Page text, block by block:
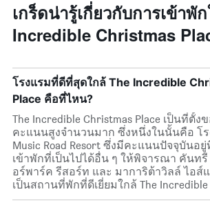
เกร็ดน่ารู้เกี่ยวกับการเข้าพั
Incredible Christmas
โรงแรมที่ดีที่สุดใกล้ The Incredible
Place คือที่ไหน?
The Incredible Christmas Place เป็นที่ตั้ง
คะแนนสูงจำนวนมาก ซึ่งหนึ่งในนั้นคือ โ
Music Road Resort ซึ่งมีคะแนนปัจจุบันอ
เข้าพักที่เป็นไปได้อื่น ๆ ให้พิจารณา คันทรี
อร์พาร์ค รีสอร์ท และ มาการิต้าวิลล์ ไอส์
เป็นสถานที่พักที่ดีเยี่ยมใกล้ The Incredible